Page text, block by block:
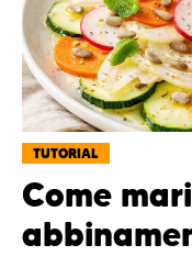
TUTORIAL
Come